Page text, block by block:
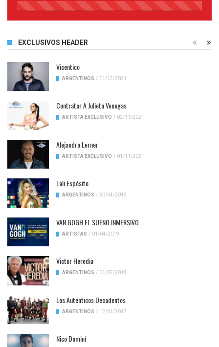
45%
EXCLUSIVOS HEADER
Vicentico
ARGENTINOS / 01/12/2021
Contratar A Julieta Venegas
ARTISTA EXCLUSIVO / 02/11/2021
Alejandro Lerner
ARTISTA EXCLUSIVO / 01/11/2021
Lali Espósito
ARGENTINOS / 30/04/2019
VAN GOGH EL SUENO INMERSIVO
ARTISTAS / 01/04/2019
Victor Heredia
ARGENTINOS / 01/02/2018
Los Auténticos Decadentes
ARGENTINOS / 12/01/2017
Nico Dominí